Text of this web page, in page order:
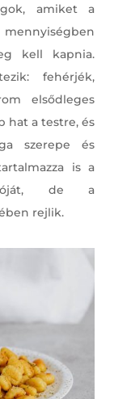
amiket a
kell kapnia.
fehérjék,
elsődleges
hat a testre, és
szerepe és
is a
de a
rejlik.